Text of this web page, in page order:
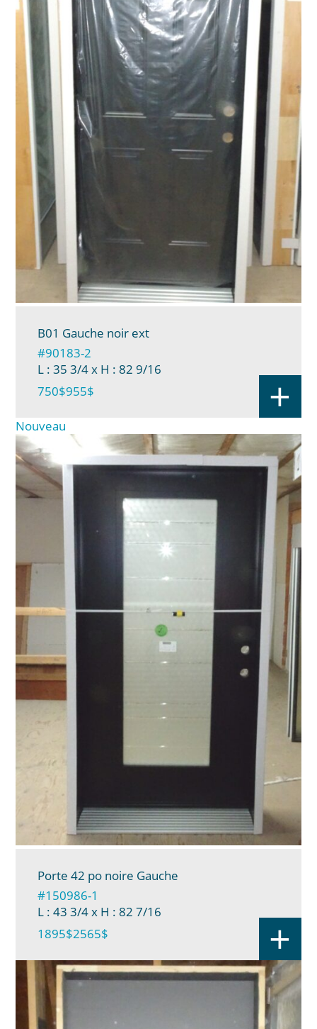
B01 Gauche noir ext
#90183-2
L : 35 3/4x H : 82 9/16
750$955$ +
Nouveau
Porte 42 po noire Gauche
#150986-1
L : 43 3/4x H : 82 7/16
1895$2565$ +